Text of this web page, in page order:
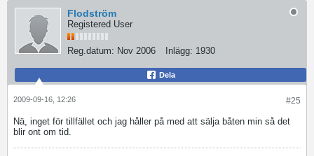
Flodström
Registered User
Reg.datum: Nov 2006 Inlägg: 1930
Dela
#25
2009-09-16, 12:26
Nä, inget för tillfället och jag håller på med att sälja båten min så det
blir ont om tid.